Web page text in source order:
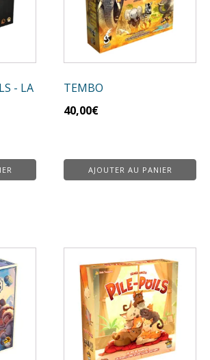
- LA
TEMBO
40,00€
AJOUTER AU PANIER